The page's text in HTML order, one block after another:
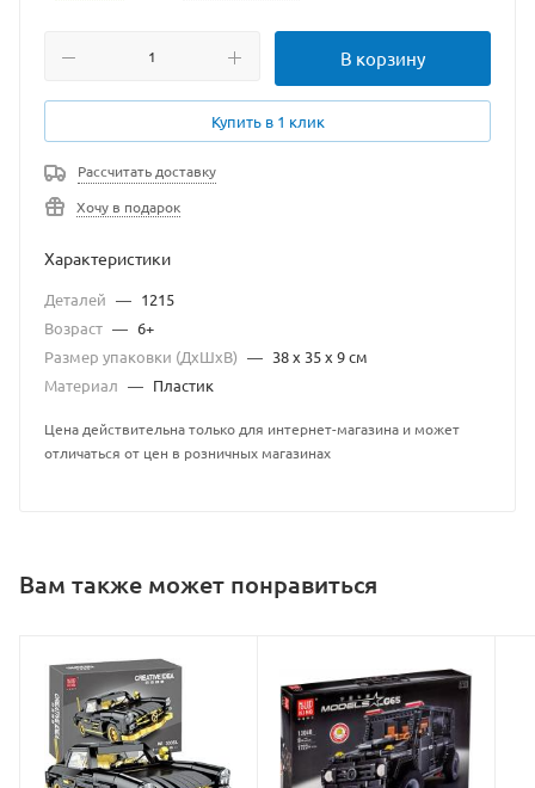
В корзину
Купить в 1 клик
Рассчитать доставку
Хочу в подарок
Характеристики
Деталей — 1215
Возраст — 6+
Размер упаковки (ДхШхВ) — 38 x 35 x 9 см
Материал — Пластик
Цена действительна только для интернет-магазина и может
отличаться от цен в розничных магазинах
Вам также может понравиться